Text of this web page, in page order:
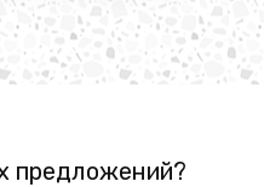
предложений?